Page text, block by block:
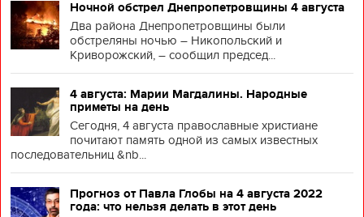
Ночной обстрел Днепропетровщины 4 августа
Два района Днепропетровщины были
обстреляны ночью – Никопольский и
Криворожский, – сообщил председ...
4 августа: Марии Магдалины. Народные
приметы на день
Сегодня, 4 августа православные христиане
почитают память одной из самых известных
последовательниц &nb...
Прогноз от Павла Глобы на 4 августа 2022
года: что нельзя делать в этот день